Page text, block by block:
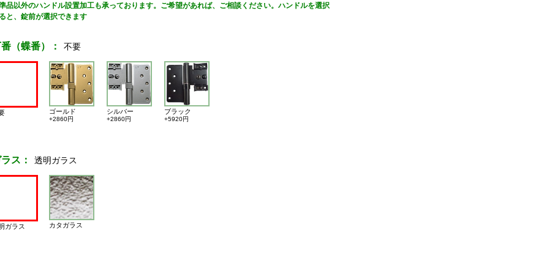
品以外のハンドル設置加工も承っております。ご希望があれば、ご相談ください。ハンドルを選択
と、錠前が選択できます
（蝶番）： 不要
ゴールド
+2860円
シルバー
+2860円
ブラック
+5920円
ス： 透明ガラス
ガラス カタガラス